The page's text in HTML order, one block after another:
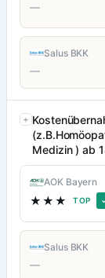
—
Salus BKK
—
Medizin ) ab
AOK Bayern
★★★ TOP
Salus BKK
—